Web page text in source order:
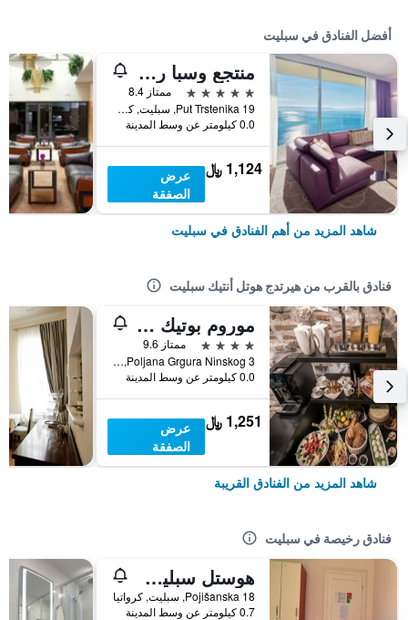
أفضل الفنادق في سبليت
منتجع وسبا راديسون بلو
5 نجوم
ممتاز 8.4
Put Trstenika 19, سبليت, كرواتيا
0.0 كيلومتر عن وسط المدينة
1,124 ﷼
عرض
الصفقة
شاهد المزيد من أهم الفنادق في سبليت
فنادق بالقرب من هيرتدج هوتل أنتيك سبليت
موروم بوتيك خوتل
4 نجوم
ممتاز 9.6
Poljana Grgura Ninskog 3, سبليت, كرواتيا
0.0 كيلومتر عن وسط المدينة
1,251 ﷼
عرض
الصفقة
شاهد المزيد من الفنادق القريبة
فنادق رخيصة في سبليت
هوستل سبليت باكباكرز 2
Pojišanska 18, سبليت, كرواتيا
0.7 كيلومتر عن وسط المدينة